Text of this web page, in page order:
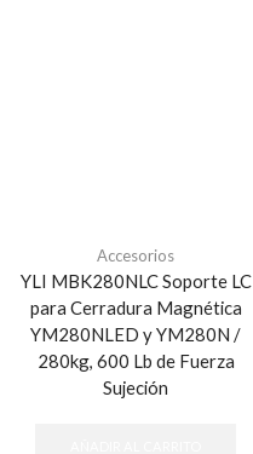
Accesorios
YLI MBK280NLC Soporte LC
para Cerradura Magnética
YM280NLED y YM280N /
280kg, 600 Lb de Fuerza
Sujeción